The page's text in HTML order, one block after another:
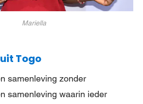
Mariella
Togo
samenleving zonder
samenleving waarin ieder